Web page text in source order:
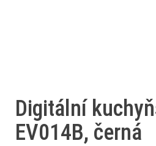
Digitální
EV014B, černá